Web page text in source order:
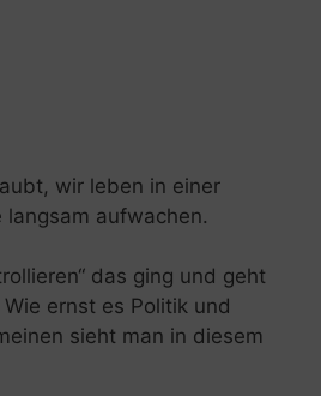
wir leben in einer
langsam aufwachen.
das ging und geht
ernst es Politik und
sieht man in diesem